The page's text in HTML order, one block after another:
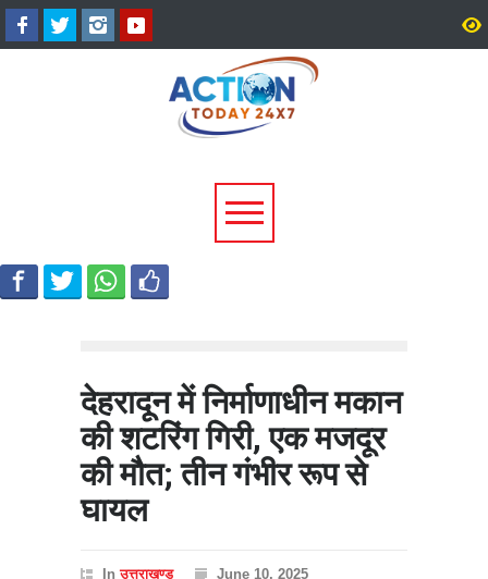
उत्तराखंड में बारिश का कहर:
यमुनोत्री और बदरीनाथ हाईवे पर
भूस्खलन, कई मार्ग बंद; श्रद्धालु और
देहरादून में निर्माणाधीन मकान
की शटरिंग गिरी, एक मजदूर
की मौत; तीन गंभीर रूप से
घायल
Inउत्तराखण्ड
June 10, 2025